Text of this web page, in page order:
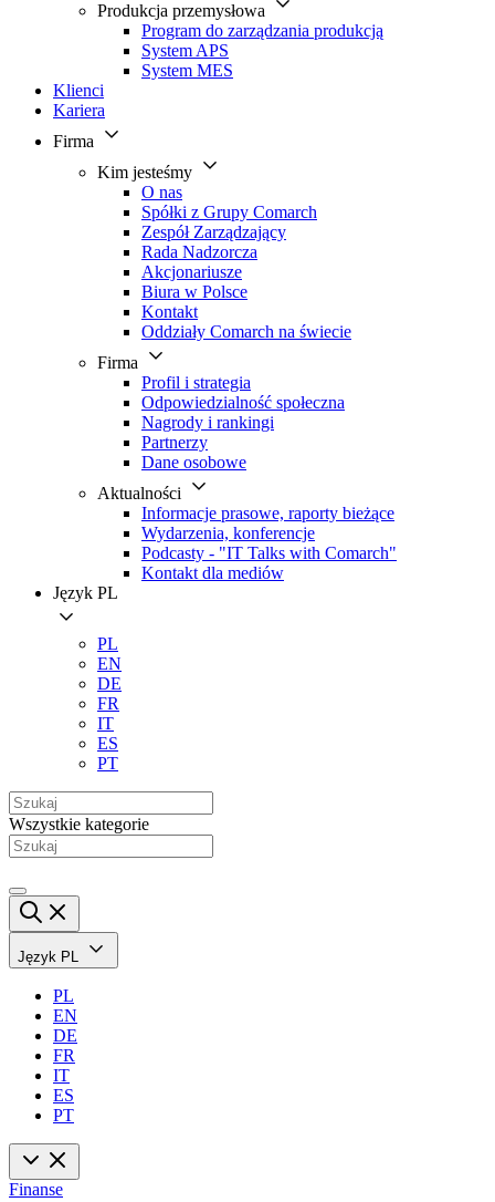
Produkcja przemysłowa
Program do zarządzania produkcją
System APS
System MES
Klienci
Kariera
Firma
Kim jesteśmy
O nas
Spółki z Grupy Comarch
Zespół Zarządzający
Rada Nadzorcza
Akcjonariusze
Biura w Polsce
Kontakt
Oddziały Comarch na świecie
Firma
Profil i strategia
Odpowiedzialność społeczna
Nagrody i rankingi
Partnerzy
Dane osobowe
Aktualności
Informacje prasowe, raporty bieżące
Wydarzenia, konferencje
Podcasty - "IT Talks with Comarch"
Kontakt dla mediów
Język PL
PL
EN
DE
FR
IT
ES
PT
Wszystkie kategorie
Język PL
PL
EN
DE
FR
IT
ES
PT
Finanse